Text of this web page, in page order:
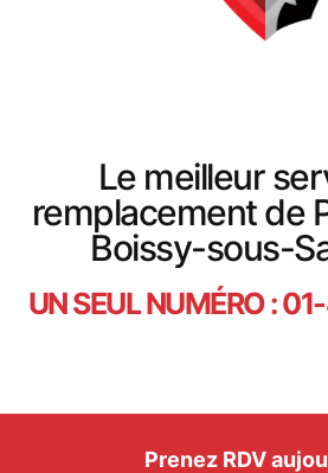
Le meilleur
remplacement de
Boissy-sous-
UN SEUL NUMÉRO :
Prenez RDV